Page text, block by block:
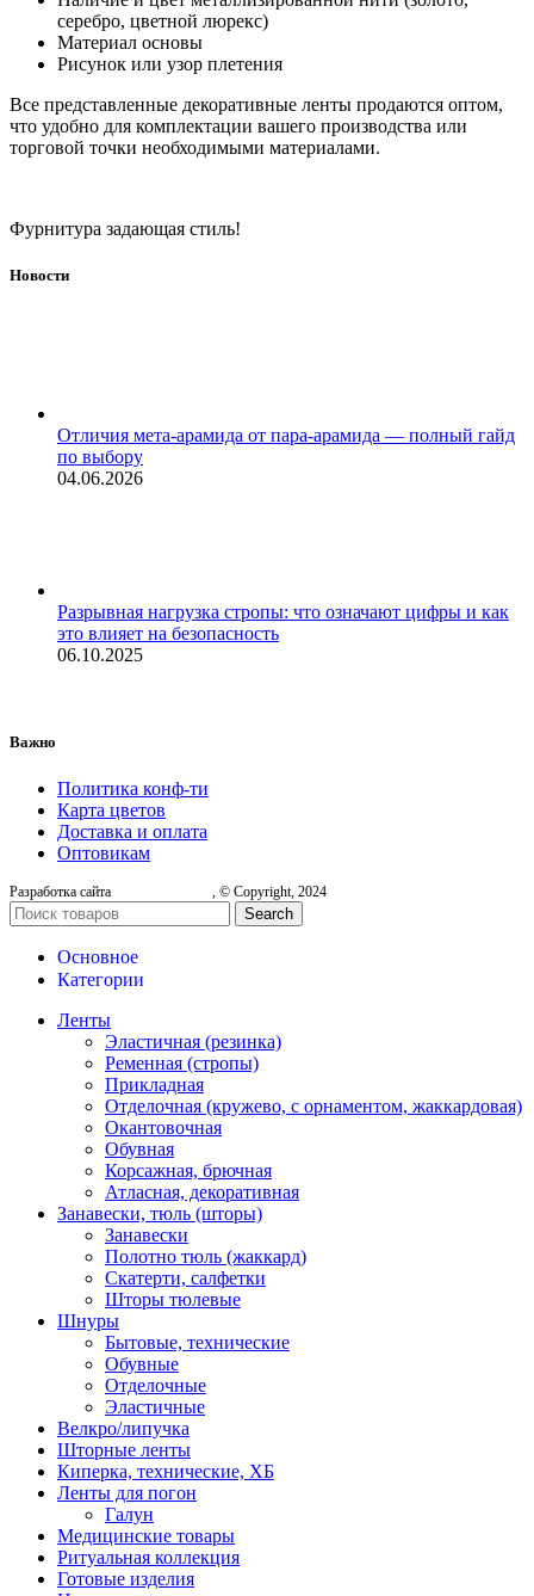
серебро, цветной люрекс)
Материал основы
Рисунок или узор плетения
Все представленные декоративные ленты продаются оптом,
что удобно для комплектации вашего производства или
торговой точки необходимыми материалами.
Фурнитура задающая стиль!
Новости
Отличия мета-арамида от пара-арамида — полный гайд
по выбору
04.06.2026
Разрывная нагрузка стропы: что означают цифры и как
это влияет на безопасность
06.10.2025
Важно
Политика конф-ти
Карта цветов
Доставка и оплата
Оптовикам
Разработка сайта , © Copyright, 2024
Search
Основное
Категории
Ленты
Эластичная (резинка)
Ременная (стропы)
Прикладная
Отделочная (кружево, с орнаментом, жаккардовая)
Окантовочная
Обувная
Корсажная, брючная
Атласная, декоративная
Занавески, тюль (шторы)
Занавески
Полотно тюль (жаккард)
Скатерти, салфетки
Шторы тюлевые
Шнуры
Бытовые, технические
Обувные
Отделочные
Эластичные
Велкро/липучка
Шторные ленты
Киперка, технические, ХБ
Ленты для погон
Галун
Медицинские товары
Ритуальная коллекция
Готовые изделия